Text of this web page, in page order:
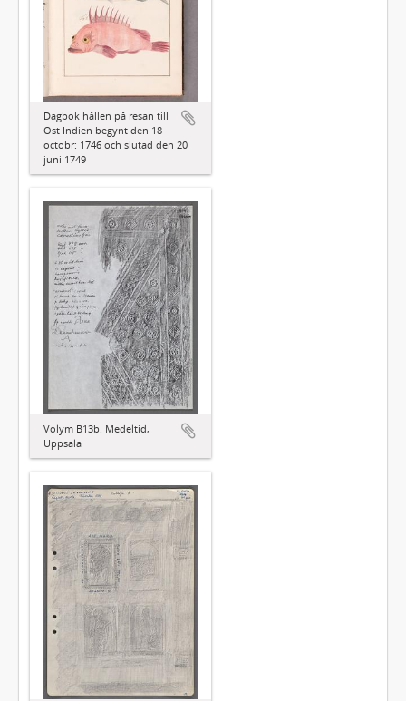
Dagbok hållen på resan till
Ost Indien begynt den 18
octobr: 1746 och slutad den 20
juni 1749
Volym B13b. Medeltid,
Uppsala